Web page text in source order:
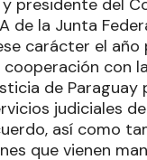
presidente del
de la Junta
carácter el
cooperación con
de
judiciales
así como
que vienen